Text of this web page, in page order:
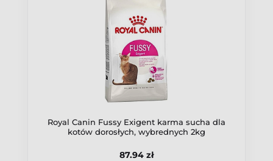
Royal Canin Fussy Exigent karma sucha dla
kotów dorosłych, wybrednych 2kg
87.94 zł